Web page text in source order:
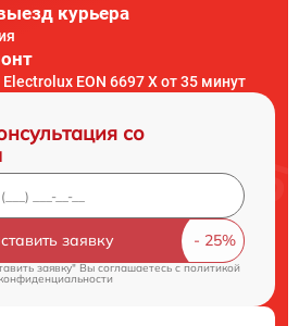
курьера
EON 6697 X от 35 минут
со
заявку
заявку" Вы соглашаетесь cполитикой